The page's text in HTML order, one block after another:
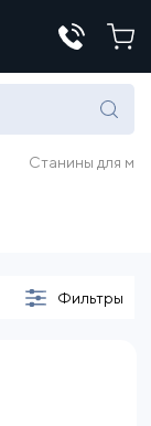
Станины для
Фильтры